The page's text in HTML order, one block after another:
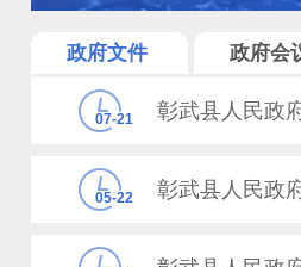
政府文件 政府会
07-21
05-22 彰武县人民政